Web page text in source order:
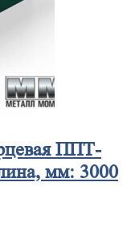
ППТ-
мм: 3000